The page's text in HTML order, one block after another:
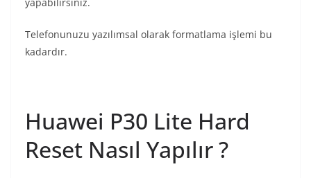
Telefonunuzu yazılımsal olarak formatlama işlemi bu
kadardır.
Huawei P30 Lite Hard
Reset Nasıl Yapılır ?